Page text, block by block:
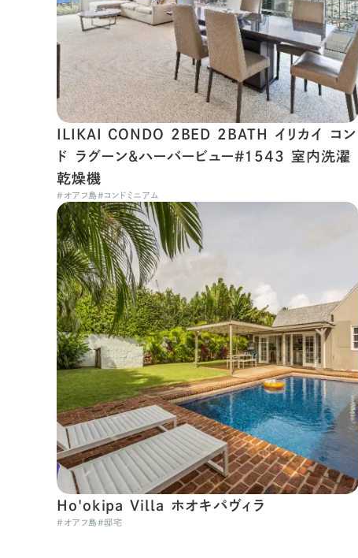
ILIKAI CONDO 2BED 2BATH イリカイ コン
ド ラグーン＆ハーバービュー#1543 室内洗濯
乾燥機
# オアフ島#コンドミニアム
Ho'okipa Villa ホオキパヴィラ
# オアフ島#邸宅